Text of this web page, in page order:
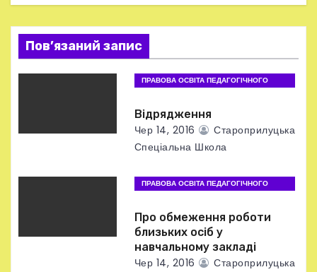
з
а
п
с
Пов’язаний запис
ПРАВОВА ОСВІТА ПЕДАГОГІЧНОГО
Відрядження
Чер 14, 2016
Староприлуцька
Спеціальна Школа
ПРАВОВА ОСВІТА ПЕДАГОГІЧНОГО
Про обмеження роботи
близьких осіб у
навчальному закладі
Чер 14, 2016
Староприлуцька